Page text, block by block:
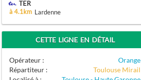
TER
à 4.1km
Lardenne
CETTE LIGNE EN DÉTAIL
Opérateur :
Orange
Répartiteur :
Toulouse Mirail